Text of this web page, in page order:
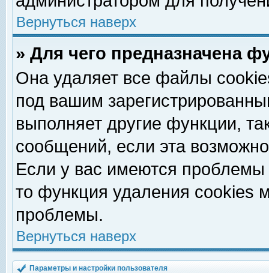
Вернуться наверх
» Для чего предназначена
Она удаляет все файлы
под вашим
выполняет другие функции,
сообщений, если эта
Если у вас имеются
то функция удаления cookies
проблемы.
Вернуться наверх
Параметры и настройки пользователя